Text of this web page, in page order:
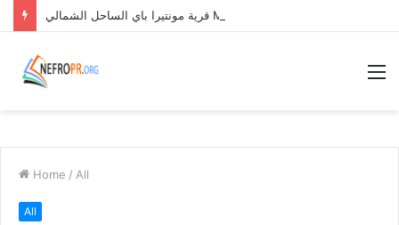
قرية مونتيرا باي الساحل الشمالي Monterra Bay North Coast
Home / All
All